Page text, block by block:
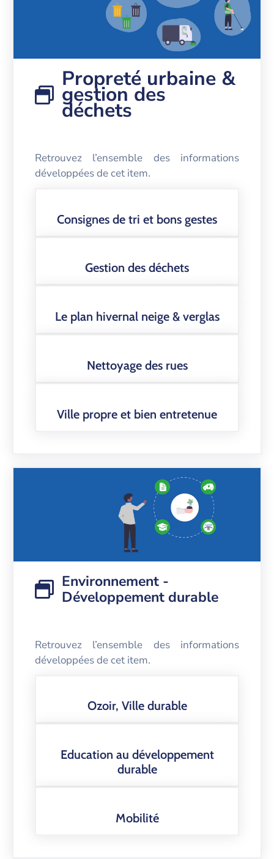
Propreté urbaine &
gestion des
déchets
Retrouvez l’ensemble des informations
développées de cet item.
Consignes de tri et bons gestes
Gestion des déchets
Le plan hivernal neige & verglas
Nettoyage des rues
Ville propre et bien entretenue
Environnement -
Développement durable
Retrouvez l’ensemble des informations
développées de cet item.
Ozoir, Ville durable
Education au développement
durable
Mobilité